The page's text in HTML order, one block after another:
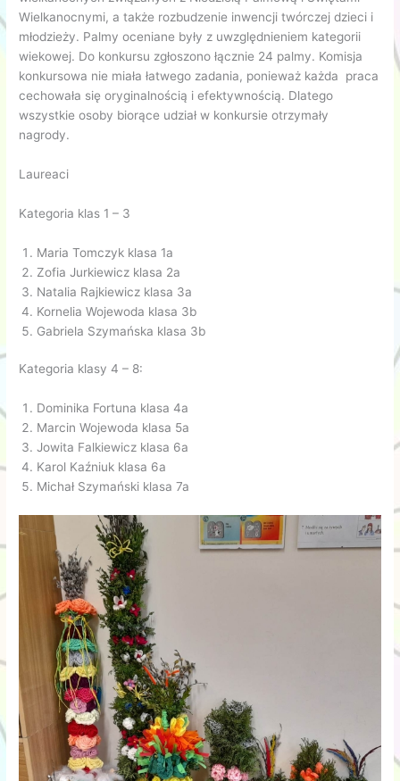
Wielkanocnymi, a także rozbudzenie inwencji twórczej dzieci i
młodzieży. Palmy oceniane były z uwzględnieniem kategorii
wiekowej. Do konkursu zgłoszono łącznie 24 palmy. Komisja
konkursowa nie miała łatwego zadania, ponieważ każda praca
cechowała się oryginalnością i efektywnością. Dlatego
wszystkie osoby biorące udział w konkursie otrzymały
nagrody.
Laureaci
Kategoria klas 1 – 3
Maria Tomczyk klasa 1a
Zofia Jurkiewicz klasa 2a
Natalia Rajkiewicz klasa 3a
Kornelia Wojewoda klasa 3b
Gabriela Szymańska klasa 3b
Kategoria klasy 4 – 8:
Dominika Fortuna klasa 4a
Marcin Wojewoda klasa 5a
Jowita Falkiewicz klasa 6a
Karol Kaźniuk klasa 6a
Michał Szymański klasa 7a